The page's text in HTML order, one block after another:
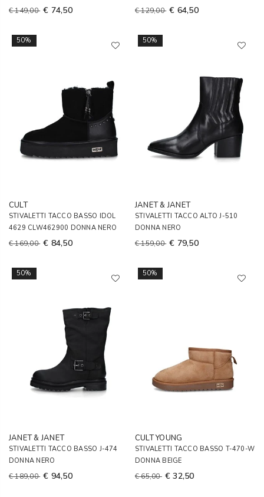
€ 149,00 € 74,50 € 129,00 € 64,50
50%
CULT
STIVALETTI TACCO BASSO IDOL
4629 CLW462900 DONNA NERO
€ 169,00 € 84,50
50%
JANET & JANET
STIVALETTI TACCO ALTO J-510
DONNA NERO
€ 159,00 € 79,50
50%
JANET & JANET
STIVALETTI TACCO BASSO J-474
DONNA NERO
€ 189,00 € 94,50
50%
CULT YOUNG
STIVALETTI TACCO BASSO T-470-W
DONNA BEIGE
€ 65,00 € 32,50